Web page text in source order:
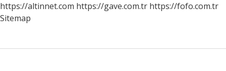
https://altinnet.com https://gave.com.tr https://fofo.com.tr
Sitemap